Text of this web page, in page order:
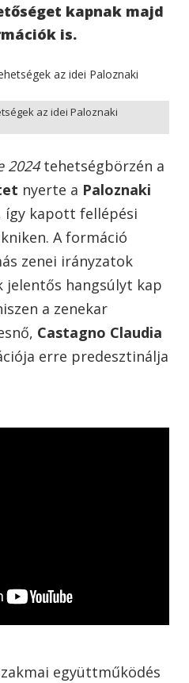
kapnak majd
is.
az idei Paloznaki
2024tehetségbörzén a
nyerte a Paloznaki
így kapott fellépési
A formáció
zenei irányzatok
hangsúlyt kap
a zenekar
Castagno Claudia
erre predesztinálja
együttműködés